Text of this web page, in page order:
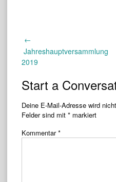
Post
navigation
←
Jahreshauptversammlung
2019
Start a
Deine E-Mail-Adresse wird
Felder sind mit * markiert
Kommentar*